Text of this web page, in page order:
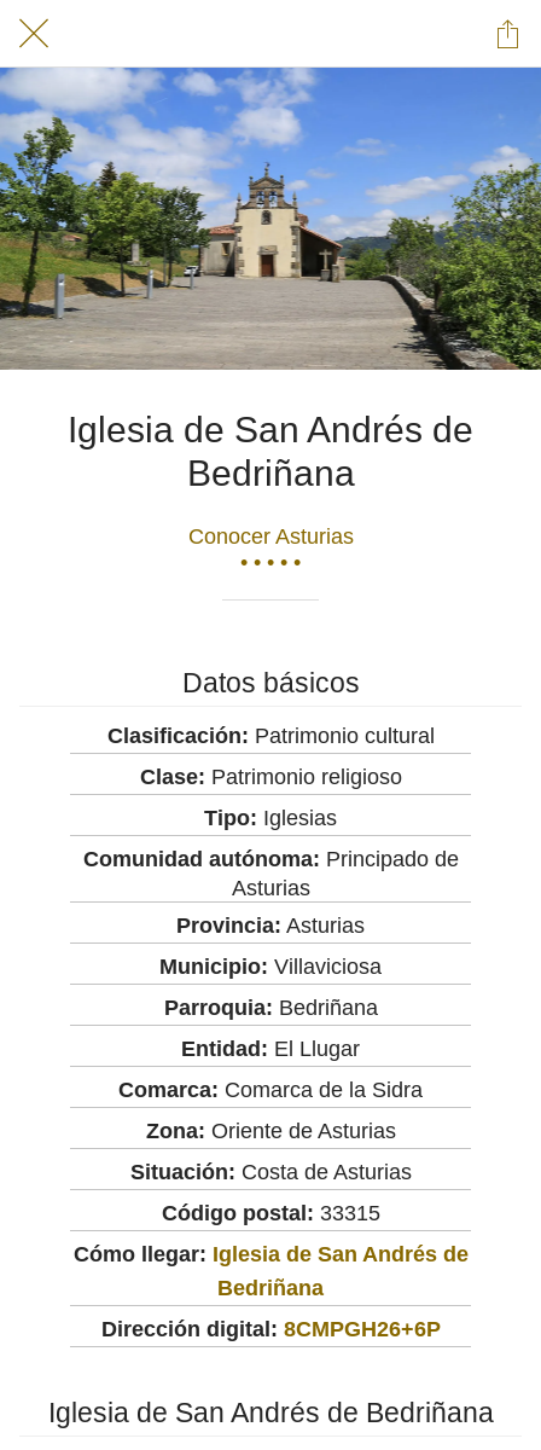
Iglesia de San Andrés de
Bedriñana
Conocer Asturias
• • • • •
Datos básicos
Clasificación: Patrimonio cultural
Clase: Patrimonio religioso
Tipo: Iglesias
Comunidad autónoma: Principado de
Asturias
Provincia: Asturias
Municipio: Villaviciosa
Parroquia: Bedriñana
Entidad: El Llugar
Comarca: Comarca de la Sidra
Zona: Oriente de Asturias
Situación: Costa de Asturias
Código postal: 33315
Cómo llegar: Iglesia de San Andrés de
Bedriñana
Dirección digital: 8CMPGH26+6P
Iglesia de San Andrés de Bedriñana